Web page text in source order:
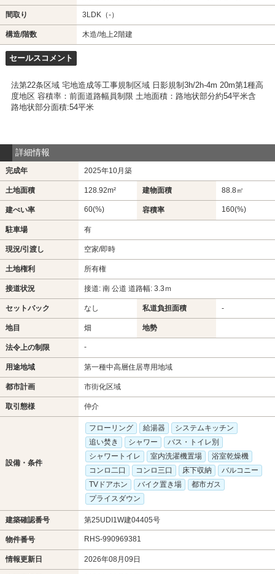
間取り 3LDK（-）
構造/階数 木造/地上2階建
セールスコメント
法第22条区域 宅地造成等工事規制区域 日影規制3h/2h-4m 20m第1種高
度地区 容積率：前面道路幅員制限 土地面積：路地状部分約54平米含
路地状部分面積:54平米
詳細情報
完成年 2025年10月築
土地面積 128.92m² 建物面積 88.8㎡
建ぺい率 60(%) 容積率 160(%)
駐車場 有
現況/引渡し 空家/即時
土地権利 所有権
接道状況 接道: 南 公道 道路幅: 3.3ｍ
セットバック なし 私道負担面積 -
地目 畑 地勢
法令上の制限 -
用途地域 第一種中高層住居専用地域
都市計画 市街化区域
取引態様 仲介
設備・条件
フローリング 給湯器
システムキッチン
追い焚き
シャワー
バス・トイレ別
シャワートイレ
室内洗濯機置場
浴室乾燥機
コンロ二口
コンロ三口 床下収納
バルコニー
TVドアホン
バイク置き場
都市ガス
プライスダウン
建築確認番号 第25UDI1W建04405号
物件番号 RHS-990969381
情報更新日 2026年08月09日